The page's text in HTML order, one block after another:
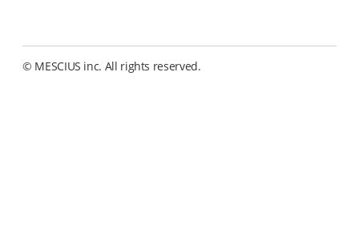
© MESCIUS inc. All rights reserved.